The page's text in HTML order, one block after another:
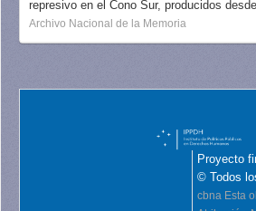
represivo en el Cono Sur, producidos
Archivo Nacional de la Memoria
Proyecto
© Todos
cbna Esta